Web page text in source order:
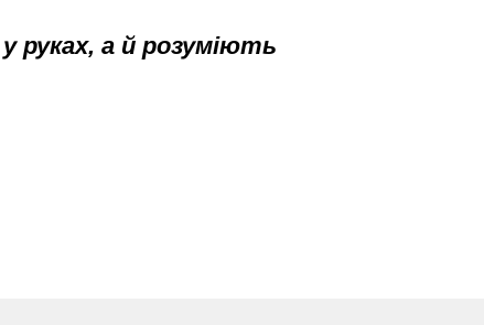
руках, а й розуміють